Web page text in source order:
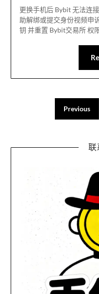
更换手机后 Bybit 无法连
助解绑或提交身份视频申
钥 并重置 Bybit交易所 权限
Previous
联